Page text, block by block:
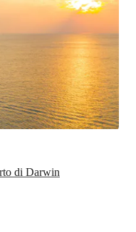
di Darwin